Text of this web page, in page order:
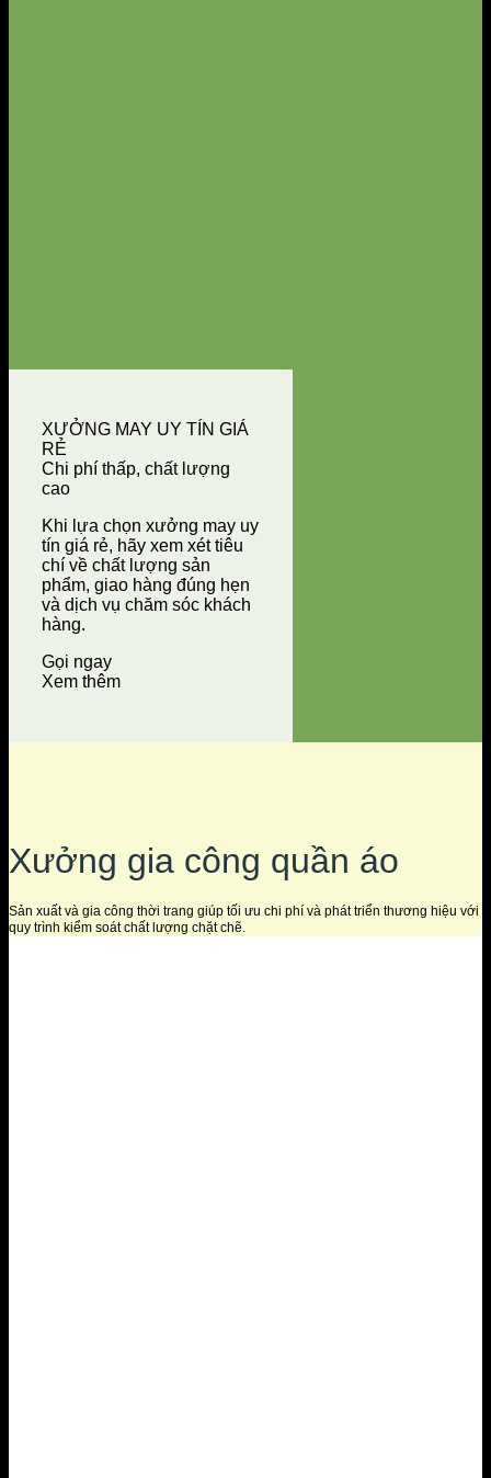
XƯỞNG MAY UY TÍN GIÁ
RẺ
Chi phí thấp, chất lượng
cao
Khi lựa chọn xưởng may uy
tín giá rẻ, hãy xem xét tiêu
chí về chất lượng sản
phẩm, giao hàng đúng hẹn
và dịch vụ chăm sóc khách
hàng.
Gọi ngay
Xem thêm
Xưởng gia công quần áo
Sản xuất và gia công thời trang giúp tối ưu chi phí và phát triển thương hiệu với
quy trình kiểm soát chất lượng chặt chẽ.